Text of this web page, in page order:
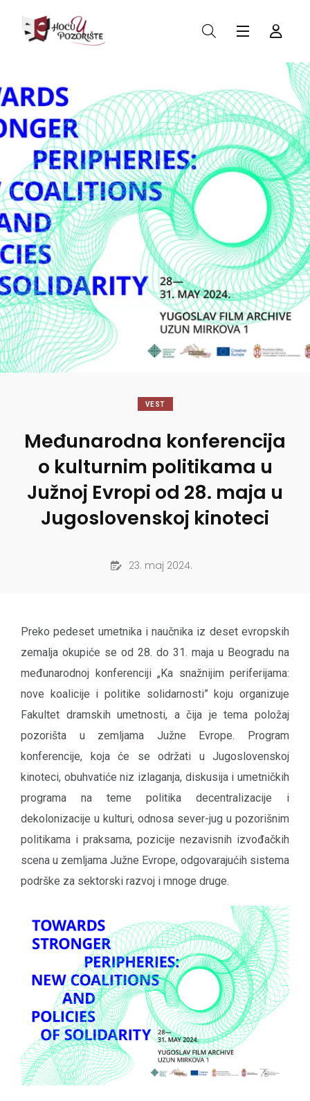
VEST
Međunarodna konferencija
o kulturnim politikama u
Južnoj Evropi od 28. maja u
Jugoslovenskoj kinoteci
23. maj 2024.
Preko pedeset umetnika i naučnika iz deset evropskih
zemalja okupiće se od 28. do 31. maja u Beogradu na
međunarodnoj konferenciji „Ka snažnijim periferijama:
nove koalicije i politike solidarnosti” koju organizuje
Fakultet dramskih umetnosti, a čija je tema položaj
pozorišta u zemljama Južne Evrope. Program
konferencije, koja će se održati u Jugoslovenskoj
kinoteci, obuhvatiće niz izlaganja, diskusija i umetničkih
programa na teme politika decentralizacije i
dekolonizacije u kulturi, odnosa sever-jug u pozorišnim
politikama i praksama, pozicije nezavisnih izvođačkih
scena u zemljama Južne Evrope, odgovarajućih sistema
podrške za sektorski razvoj i mnoge druge.